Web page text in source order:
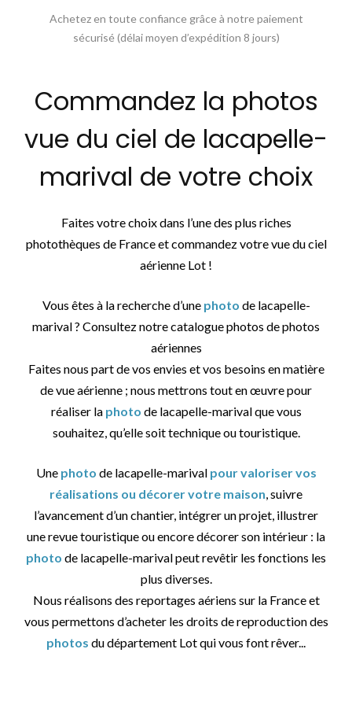
Achetez en toute confiance grâce à notre paiement
sécurisé (délai moyen d’expédition 8 jours)
Commandez la photos
vue du ciel de lacapelle-
marival de votre choix
Faites votre choix dans l’une des plus riches
photothèques de France et commandez votre vue du ciel
aérienne Lot !
Vous êtes à la recherche d’une photo de lacapelle-
marival ? Consultez notre catalogue photos de photos
aériennes
Faites nous part de vos envies et vos besoins en matière
de vue aérienne ; nous mettrons tout en œuvre pour
réaliser la photo de lacapelle-marival que vous
souhaitez, qu’elle soit technique ou touristique.
Une photo de lacapelle-marival pour valoriser vos
réalisations ou décorer votre maison, suivre
l’avancement d’un chantier, intégrer un projet, illustrer
une revue touristique ou encore décorer son intérieur : la
photo de lacapelle-marival peut revêtir les fonctions les
plus diverses.
Nous réalisons des reportages aériens sur la France et
vous permettons d’acheter les droits de reproduction des
photos du département Lot qui vous font rêver...